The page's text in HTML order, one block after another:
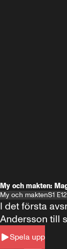
My och makten:
My och maktenS1 E1
Spela upp
I det första
Andersson till